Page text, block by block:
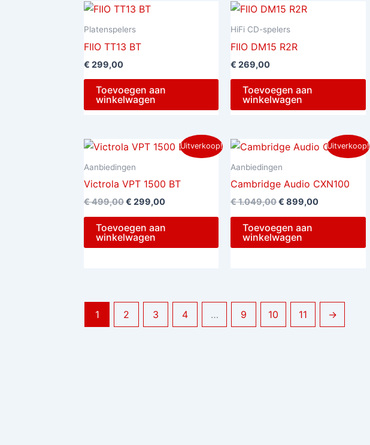
Platenspelers
FIIO TT13 BT
€ 299,00
Toevoegen aan
winkelwagen
HiFi CD-spelers
FIIO DM15 R2R
€ 269,00
Toevoegen aan
winkelwagen
Uitverkoop!
Aanbiedingen
Victrola VPT 1500 BT
€499,00
Oorspronkelijke
prijs
was:
€ 299,00
Huidige
prijs
Toevoegen aan
winkelwagen
Uitverkoop!
Aanbiedingen
Cambridge Audio CXN100
€1.049,00
Oorspronkelijke
prijs
was:
€ 899,00
Huidige
prijs
Toevoegen aan
winkelwagen
1 2 3 4 … 9 10 11 →